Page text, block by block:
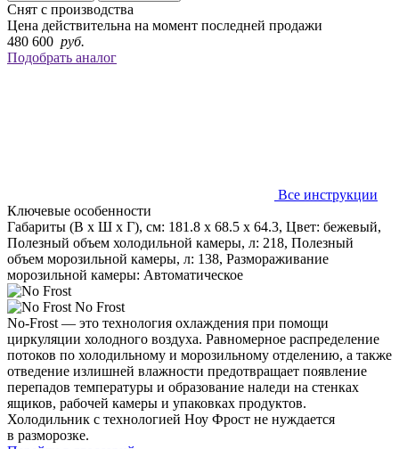
Снят с производства
Цена действительна на момент последней продажи
480 600 руб.
Подобрать аналог
Все инструкции
Ключевые особенности
Габариты (В х Ш х Г), см: 181.8 х 68.5 х 64.3, Цвет: бежевый,
Полезный объем холодильной камеры, л: 218, Полезный
объем морозильной камеры, л: 138, Размораживание
морозильной камеры: Автоматическое
No Frost
No-Frost — это технология охлаждения при помощи
циркуляции холодного воздуха. Равномерное распределение
потоков по холодильному и морозильному отделению, а также
отведение излишней влажности предотвращает появление
перепадов температуры и образование наледи на стенках
ящиков, рабочей камеры и упаковках продуктов.
Холодильник с технологией Ноу Фрост не нуждается
в разморозке.